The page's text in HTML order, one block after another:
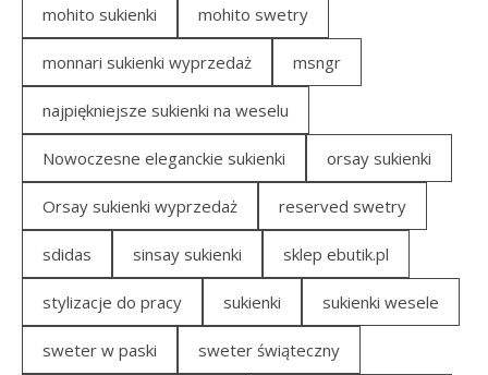
mohito sukienki mohito swetry
monnari sukienki wyprzedaż msngr
najpiękniejsze sukienki na weselu
Nowoczesne eleganckie sukienki orsay sukienki
Orsay sukienki wyprzedaż reserved swetry
sdidas sinsay sukienki sklep ebutik.pl
stylizacje do pracy sukienki sukienki wesele
sweter w paski sweter świąteczny